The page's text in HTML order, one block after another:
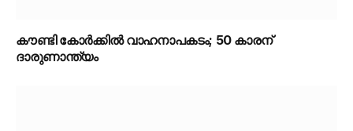
കൗണ്ടി കോർക്കിൽ വാഹനാപകടം; 50 കാരന്
ദാരുണാന്ത്യം